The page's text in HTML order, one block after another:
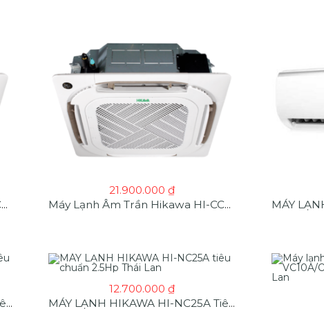
Máy Lạnh Âm Trần Hikawa HI-CC25M 2.5HP Tiêu Chuẩn
21.900.000 ₫
Máy Lạnh Âm Trần Hikawa HI-CC30M 3HP Tiêu Chuẩn
MÁY LẠNH HIKAWA HI-NC20A Tiêu Chuẩn 2Hp Thái Lan
12.700.000 ₫
MÁY LẠNH HIKAWA HI-NC25A Tiêu Chuẩn 2.5Hp Thái Lan